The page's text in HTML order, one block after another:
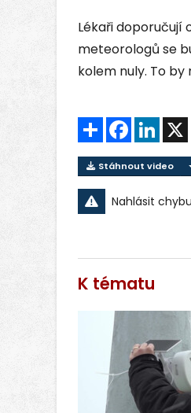
Lékaři doporučují
meteorologů se
kolem nuly. To by
Sdílet Facebook
Stáhnout video
Nahlásit chybu
K tématu